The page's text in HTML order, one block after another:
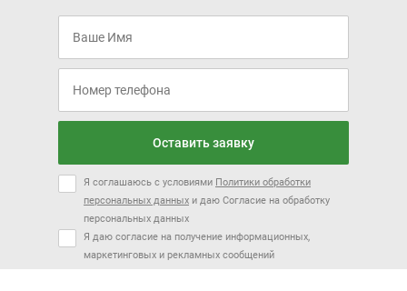
Оставить заявку
Я соглашаюсь с условиями Политики обработки
персональных данных и даю Согласие на обработку
персональных данных
Я даю согласие на получение информационных,
маркетинговых и рекламных сообщений